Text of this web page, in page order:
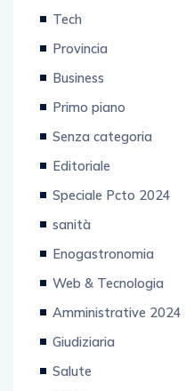
Tech
Provincia
Business
Primo piano
Senza categoria
Editoriale
Speciale Pcto 2024
sanità
Enogastronomia
Web & Tecnologia
Amministrative 2024
Giudiziaria
Salute